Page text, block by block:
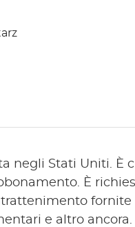
negli Stati Uniti. È
È
e altro ancora.